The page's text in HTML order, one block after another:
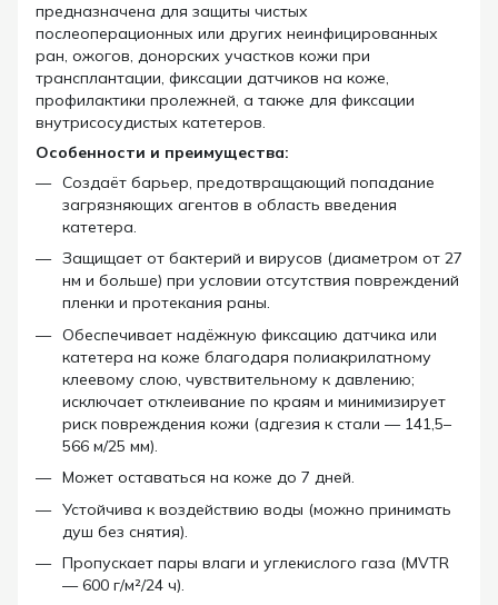
предназначена для защиты чистых
послеоперационных или других неинфицированных
ран, ожогов, донорских участков кожи при
трансплантации, фиксации датчиков на коже,
профилактики пролежней, а также для фиксации
внутрисосудистых катетеров.
Особенности и преимущества:
Создаёт барьер, предотвращающий попадание
загрязняющих агентов в область введения
катетера.
Защищает от бактерий и вирусов (диаметром от 27
нм и больше) при условии отсутствия повреждений
пленки и протекания раны.
Обеспечивает надёжную фиксацию датчика или
катетера на коже благодаря полиакрилатному
клеевому слою, чувствительному к давлению;
исключает отклеивание по краям и минимизирует
риск повреждения кожи (адгезия к стали — 141,5–
566 м/25 мм).
Может оставаться на коже до 7 дней.
Устойчива к воздействию воды (можно принимать
душ без снятия).
Пропускает пары влаги и углекислого газа (MVTR
— 600 г/м²/24 ч).